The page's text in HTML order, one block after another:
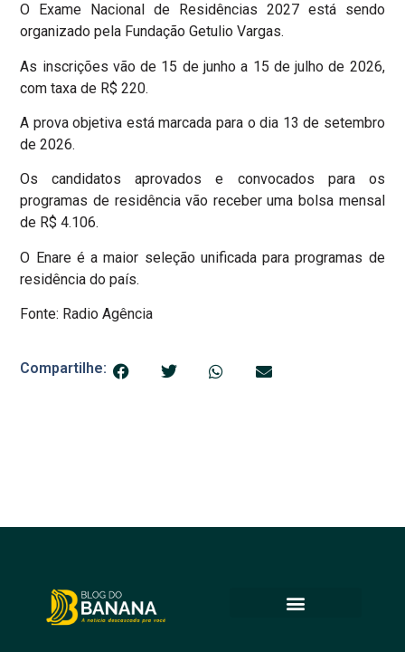
O Exame Nacional de Residências 2027 está sendo
organizado pela Fundação Getulio Vargas.
As inscrições vão de 15 de junho a 15 de julho de 2026,
com taxa de R$ 220.
A prova objetiva está marcada para o dia 13 de setembro
de 2026.
Os candidatos aprovados e convocados para os
programas de residência vão receber uma bolsa mensal
de R$ 4.106.
O Enare é a maior seleção unificada para programas de
residência do país.
Fonte: Radio Agência
Compartilhe: